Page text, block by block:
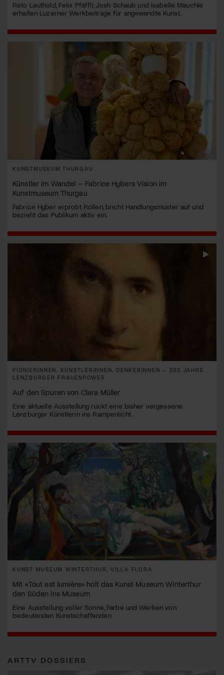
Reto Leuthold, Felix Pfäffli, Josh Schaub und Isabelle Mauchle
erhalten Luzerner Werkbeiträge für angewandte Kunst.
KUNSTMUSEUM THURGAU
Künstler im Wandel – Fabrice Hybers Vision im
Kunstmuseum Thurgau
Fabrice Hyber erprobt Rollen, bricht Handlungsmuster auf und
bezieht das Publikum aktiv ein.
PIONIERINNEN, KÜNSTLERINNEN, DENKERINNEN – 200 JAHRE
LENZBURGER FRAUENPOWER
Auf den Spuren von Clara Müller
Eine aktuelle Ausstellung rückt eine bisher vergessene
Lenzburger Künstlerin ins Rampenlicht.
KUNST MUSEUM WINTERTHUR, VILLA FLORA
Mit «Tout est lumière» holt das Kunst Museum Winterthur
den Süden ins Museum
Eine Ausstellung voller Sonne, Farbe und Werken von
bedeutenden Kunstschaffenden
ARTTV DOSSIERS